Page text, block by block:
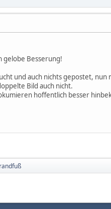
gelobe Besserung!
und auch nichts gepostet,
Bild auch nicht.
hoffentlich besser